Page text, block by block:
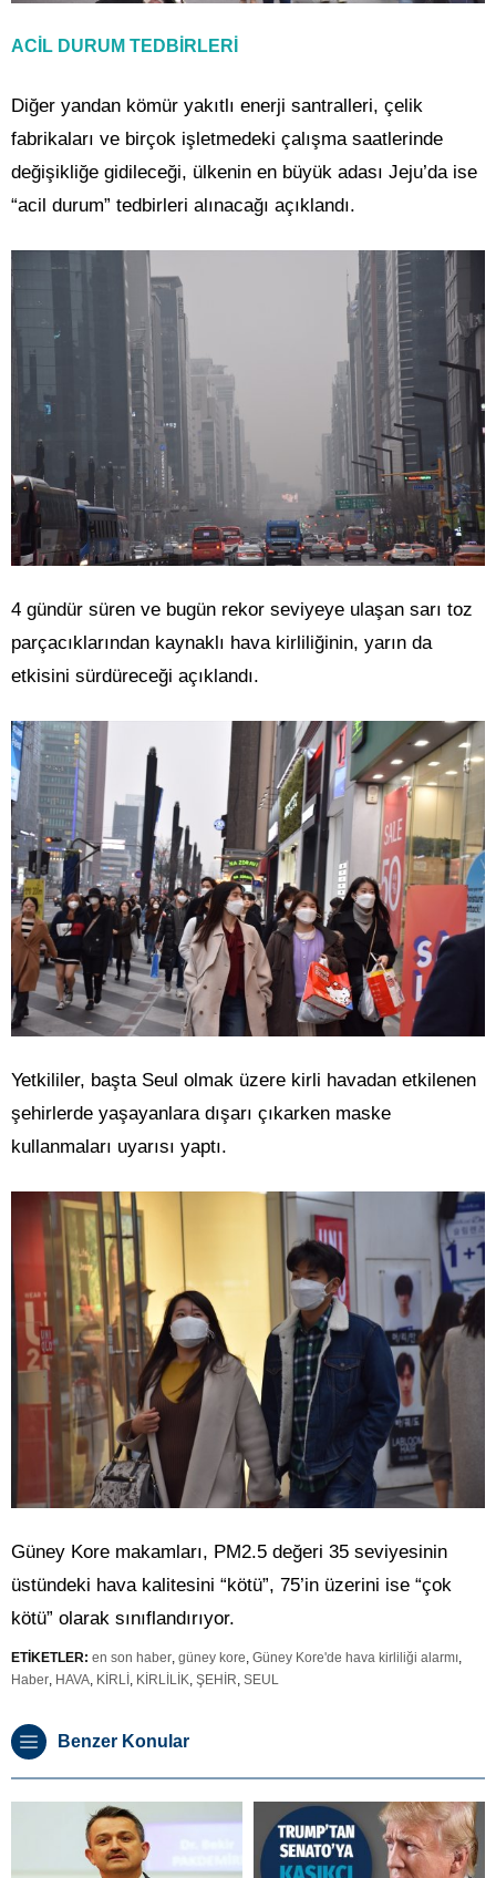
ACİL DURUM TEDBİRLERİ
Diğer yandan kömür yakıtlı enerji santralleri, çelik
fabrikaları ve birçok işletmedeki çalışma saatlerinde
değişikliğe gidileceği, ülkenin en büyük adası Jeju’da ise
“acil durum” tedbirleri alınacağı açıklandı.
4 gündür süren ve bugün rekor seviyeye ulaşan sarı toz
parçacıklarından kaynaklı hava kirliliğinin, yarın da
etkisini sürdüreceği açıklandı.
Yetkililer, başta Seul olmak üzere kirli havadan etkilenen
şehirlerde yaşayanlara dışarı çıkarken maske
kullanmaları uyarısı yaptı.
Güney Kore makamları, PM2.5 değeri 35 seviyesinin
üstündeki hava kalitesini “kötü”, 75’in üzerini ise “çok
kötü” olarak sınıflandırıyor.
ETİKETLER: en son haber güney kore Güney Kore'de hava kirliliği alarmı
Haber HAVA KİRLİ KİRLİLİK ŞEHİR SEUL
Benzer Konular